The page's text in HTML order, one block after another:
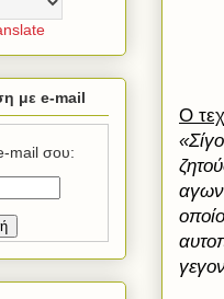
Ο
με e-mail
mail σου: